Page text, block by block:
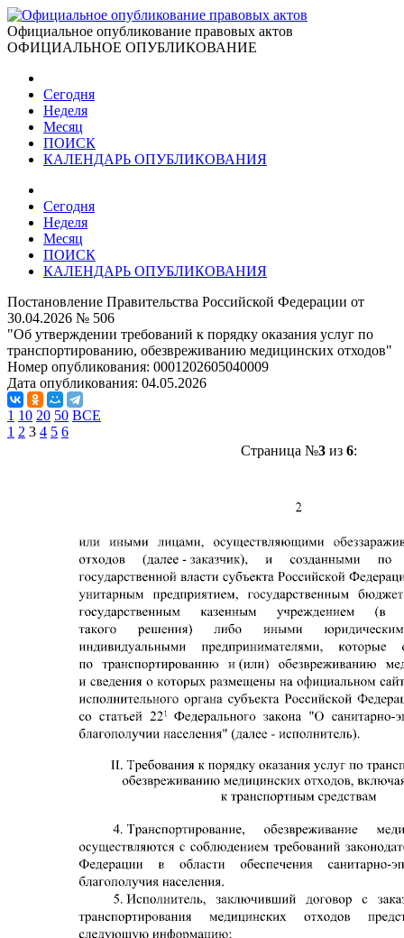
Официальное опубликование правовых актов
ОФИЦИАЛЬНОЕ ОПУБЛИКОВАНИЕ
Сегодня
Неделя
Месяц
ПОИСК
КАЛЕНДАРЬ ОПУБЛИКОВАНИЯ
Сегодня
Неделя
Месяц
ПОИСК
КАЛЕНДАРЬ ОПУБЛИКОВАНИЯ
Постановление Правительства Российской Федерации от
30.04.2026 № 506
"Об утверждении требований к порядку оказания услуг по
транспортированию, обезвреживанию медицинских отходов"
Номер опубликования: 0001202605040009
Дата опубликования: 04.05.2026
1 10 20 50 ВСЕ
1 2 3 4 5 6
Страница №3из 6: